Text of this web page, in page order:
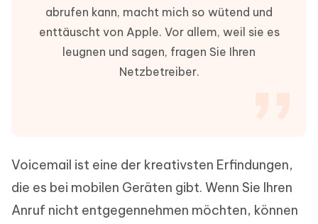
abrufen kann, macht mich so wütend und
enttäuscht von Apple. Vor allem, weil sie es
leugnen und sagen, fragen Sie Ihren
Netzbetreiber.
Voicemail ist eine der kreativsten Erfindungen,
die es bei mobilen Geräten gibt. Wenn Sie Ihren
Anruf nicht entgegennehmen möchten, können